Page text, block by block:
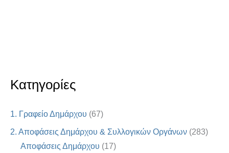
Κατηγορίες
1. Γραφείο Δημάρχου (67)
2. Αποφάσεις Δημάρχου & Συλλογικών Οργάνων (283)
Αποφάσεις Δημάρχου (17)